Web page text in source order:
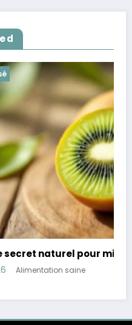
pour mieux dormir